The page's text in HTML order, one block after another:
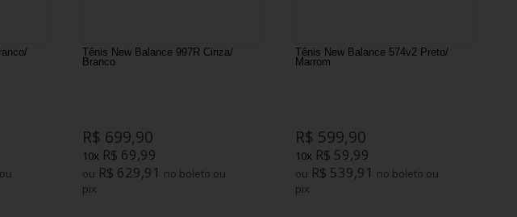
Tênis New Balance 997R Cinza/
Branco
R$ 699,90
10x R$ 69,99
ou R$ 629,91 no boleto ou
pix
Tênis New Balance 574v2 Preto/
Marrom
R$ 599,90
10x R$ 59,99
ou R$ 539,91 no boleto ou
pix